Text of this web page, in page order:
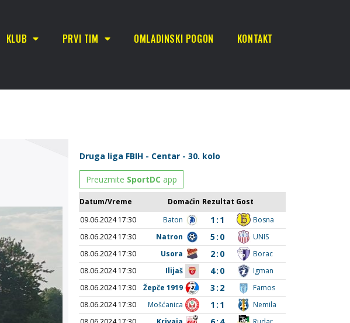
KLUB PRVI TIM OMLADINSKI POGON KONTAKT